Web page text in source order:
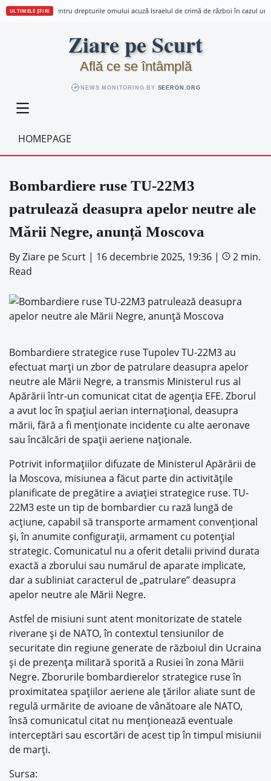
ULTIMELE ȘTIRI
organizații pentru drepturile omului acuză Israelul de crimă de război în cazul
Ziare pe Scurt
Află ce se întâmplă
NEWS MONITORING BY SEERON.ORG
HOMEPAGE
Bombardiere ruse TU-22M3
patrulează deasupra apelor neutre ale
Mării Negre, anunță Moscova
ByZiare pe Scurt | 16 decembrie 2025, 19:36 |
2 min.
Read
Bombardiere strategice ruse Tupolev TU-22M3 au
efectuat marți un zbor de patrulare deasupra apelor
neutre ale Mării Negre, a transmis Ministerul rus al
Apărării într-un comunicat citat de agenția EFE. Zborul
a avut loc în spațiul aerian internațional, deasupra
mării, fără a fi menționate incidente cu alte aeronave
sau încălcări de spații aeriene naționale.
Potrivit informațiilor difuzate de Ministerul Apărării de
la Moscova, misiunea a făcut parte din activitățile
planificate de pregătire a aviației strategice ruse. TU-
22M3 este un tip de bombardier cu rază lungă de
acțiune, capabil să transporte armament convențional
și, în anumite configurații, armament cu potențial
strategic. Comunicatul nu a oferit detalii privind durata
exactă a zborului sau numărul de aparate implicate,
dar a subliniat caracterul de „patrulare” deasupra
apelor neutre ale Mării Negre.
Astfel de misiuni sunt atent monitorizate de statele
riverane și de NATO, în contextul tensiunilor de
securitate din regiune generate de războiul din Ucraina
și de prezența militară sporită a Rusiei în zona Mării
Negre. Zborurile bombardierelor strategice ruse în
proximitatea spațiilor aeriene ale țărilor aliate sunt de
regulă urmărite de avioane de vânătoare ale NATO,
însă comunicatul citat nu menționează eventuale
interceptări sau escortări de acest tip în timpul misiunii
de marți.
Sursa: